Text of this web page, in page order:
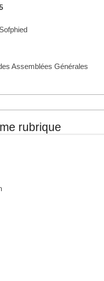
Assemblées Générales
rubrique